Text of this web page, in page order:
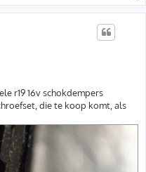
r19 16v schokdempers
die te koop komt, als